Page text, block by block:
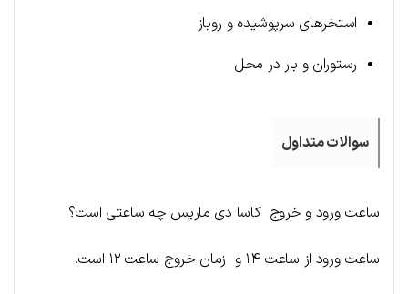
استخرهای سرپوشیده و روباز
رستوران و بار در محل
سوالات متداول
ساعت ورود و خروج کاسا دی ماریس چه ساعتی است؟
ساعت ورود از ساعت ۱۴ و زمان خروج ساعت ۱۲ است.